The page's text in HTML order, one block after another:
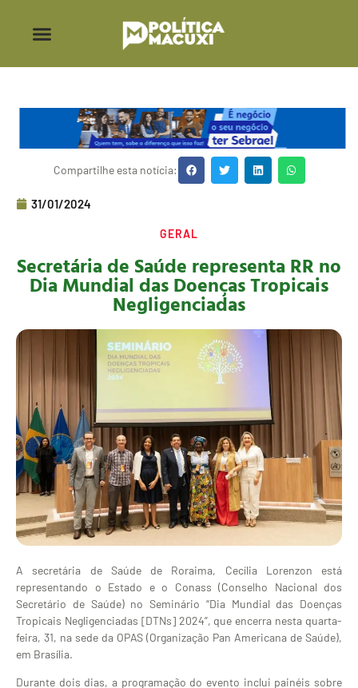
Compartilhe esta notícia:
31/01/2024
GERAL
Secretária de Saúde representa RR no
Dia Mundial das Doenças Tropicais
Negligenciadas
A secretária de Saúde de Roraima, Cecília Lorenzon está
representando o Estado e o Conass (Conselho Nacional dos
Secretário de Saúde) no Seminário “Dia Mundial das Doenças
Tropicais Negligenciadas [DTNs] 2024”, que encerra nesta quarta-
feira, 31, na sede da OPAS (Organização Pan Americana de Saúde),
em Brasília.
Durante dois dias, a programação do evento inclui painéis sobre